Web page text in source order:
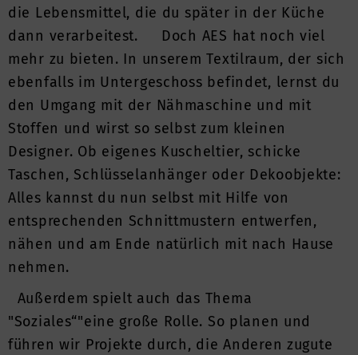
die Lebensmittel, die du später in der Küche
dann verarbeitest. Doch AES hat noch viel
mehr zu bieten. In unserem Textilraum, der sich
ebenfalls im Untergeschoss befindet, lernst du
den Umgang mit der Nähmaschine und mit
Stoffen und wirst so selbst zum kleinen
Designer. Ob eigenes Kuscheltier, schicke
Taschen, Schlüsselanhänger oder Dekoobjekte:
Alles kannst du nun selbst mit Hilfe von
entsprechenden Schnittmustern entwerfen,
nähen und am Ende natürlich mit nach Hause
nehmen.
Außerdem spielt auch das Thema
"Soziales“"eine große Rolle. So planen und
führen wir Projekte durch, die Anderen zugute